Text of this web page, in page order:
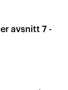
avsnitt 7 -